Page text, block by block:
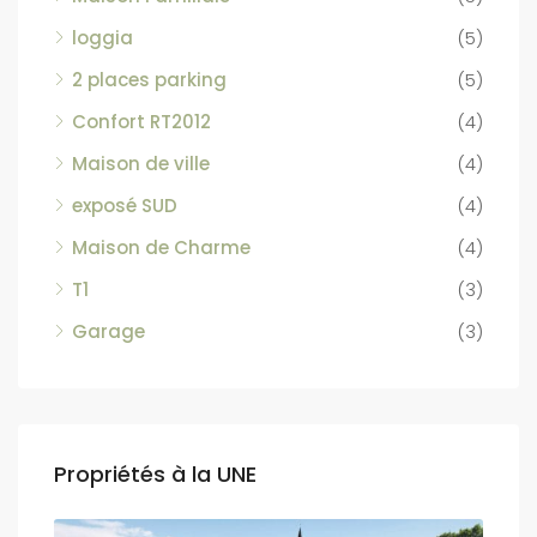
loggia
(5)
2 places parking
(5)
Confort RT2012
(4)
Maison de ville
(4)
exposé SUD
(4)
Maison de Charme
(4)
T1
(3)
Garage
(3)
Propriétés à la UNE